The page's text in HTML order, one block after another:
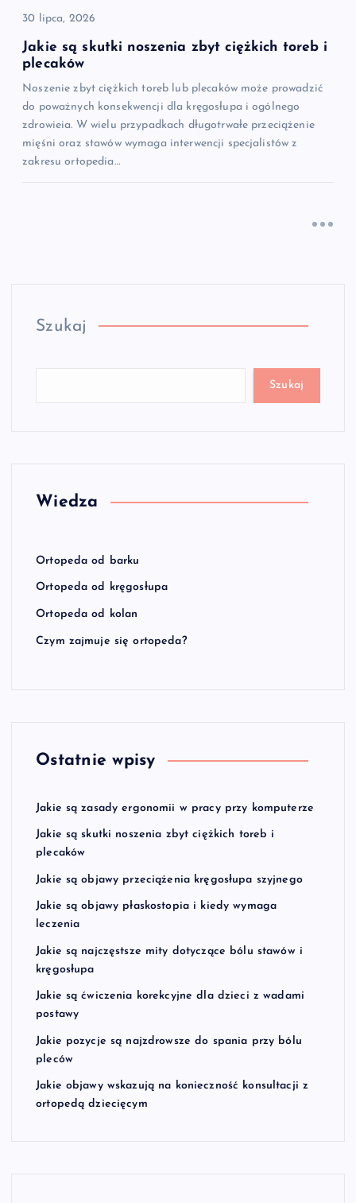
30 lipca, 2026
Jakie są skutki noszenia zbyt ciężkich toreb i
plecaków
Noszenie zbyt ciężkich toreb lub plecaków może prowadzić
do poważnych konsekwencji dla kręgosłupa i ogólnego
zdrowieia. W wielu przypadkach długotrwałe przeciążenie
mięśni oraz stawów wymaga interwencji specjalistów z
zakresu ortopedia…
Szukaj
Szukaj
Wiedza
Ortopeda od barku
Ortopeda od kręgosłupa
Ortopeda od kolan
Czym zajmuje się ortopeda?
Ostatnie wpisy
Jakie są zasady ergonomii w pracy przy komputerze
Jakie są skutki noszenia zbyt ciężkich toreb i
plecaków
Jakie są objawy przeciążenia kręgosłupa szyjnego
Jakie są objawy płaskostopia i kiedy wymaga
leczenia
Jakie są najczęstsze mity dotyczące bólu stawów i
kręgosłupa
Jakie są ćwiczenia korekcyjne dla dzieci z wadami
postawy
Jakie pozycje są najzdrowsze do spania przy bólu
pleców
Jakie objawy wskazują na konieczność konsultacji z
ortopedą dziecięcym